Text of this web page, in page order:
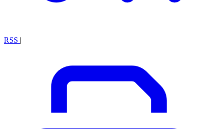
RSS |